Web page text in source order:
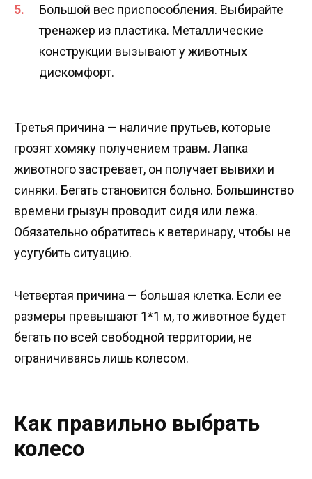
Большой вес приспособления. Выбирайте
тренажер из пластика. Металлические
конструкции вызывают у животных
дискомфорт.
Третья причина — наличие прутьев, которые
грозят хомяку получением травм. Лапка
животного застревает, он получает вывихи и
синяки. Бегать становится больно. Большинство
времени грызун проводит сидя или лежа.
Обязательно обратитесь к ветеринару, чтобы не
усугубить ситуацию.
Четвертая причина — большая клетка. Если ее
размеры превышают 1*1 м, то животное будет
бегать по всей свободной территории, не
ограничиваясь лишь колесом.
Как правильно выбрать
колесо